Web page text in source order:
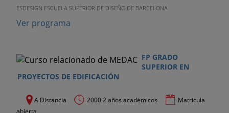
ESDESIGN ESCUELA SUPERIOR DE DISEÑO DE BARCELONA
Ver programa
FP GRADO
SUPERIOR EN
PROYECTOS DE EDIFICACIÓN
A Distancia 2000 2 años académicos
Matrícula